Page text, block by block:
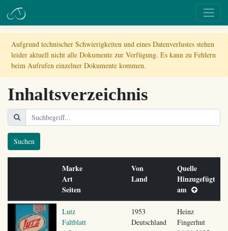
Aufgrund technischer Schwierigkeiten und eines Datenverlustes stehen
leider aktuell nicht alle Dokumente zur Verfügung. Es kann zu Fehlern
beim Aufrufen einzelner Dokumente kommen.
Inhaltsverzeichnis
Suchen
Marke
Art
Seiten
Von
Land
Quelle
Hinzugefügt
am
Lutz
Faltblatt
1953
Deutschland
Heinz
Fingerhut